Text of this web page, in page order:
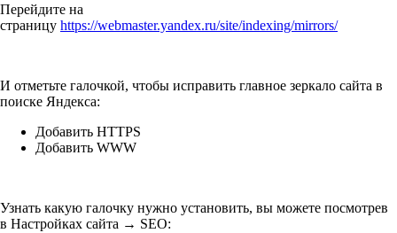
Перейдите на
страницу https://webmaster.yandex.ru/site/indexing/mirrors/
И отметьте галочкой, чтобы исправить главное зеркало сайта в
поиске Яндекса:
Добавить HTTPS
Добавить WWW
Узнать какую галочку нужно установить, вы можете посмотрев
в Настройках сайта → SEO: